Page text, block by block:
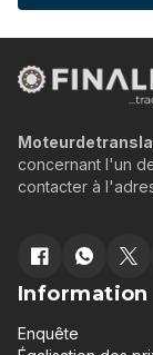
concernant l'un
contacter à
Information
Enquête